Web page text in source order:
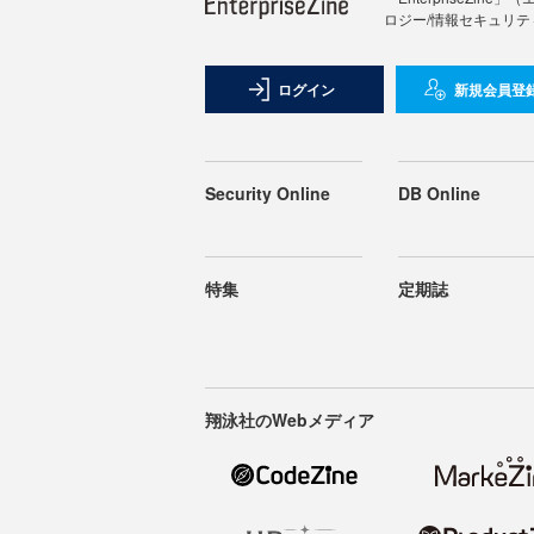
ロジー/情報セキュリ
ログイン 新規会員登
Security Online DB Online
特集 定期誌
翔泳社のWebメディア